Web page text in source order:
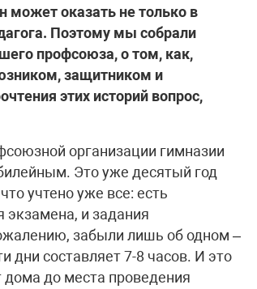
может оказать не только в
Поэтому мы собрали
профсоюза, о том, как,
защитником и
этих историй вопрос,
организации гимназии
Это уже десятый год
учтено уже все: есть
экзамена, и задания
забыли лишь об одном –
дни составляет 7-8 часов. И это
дома до места проведения